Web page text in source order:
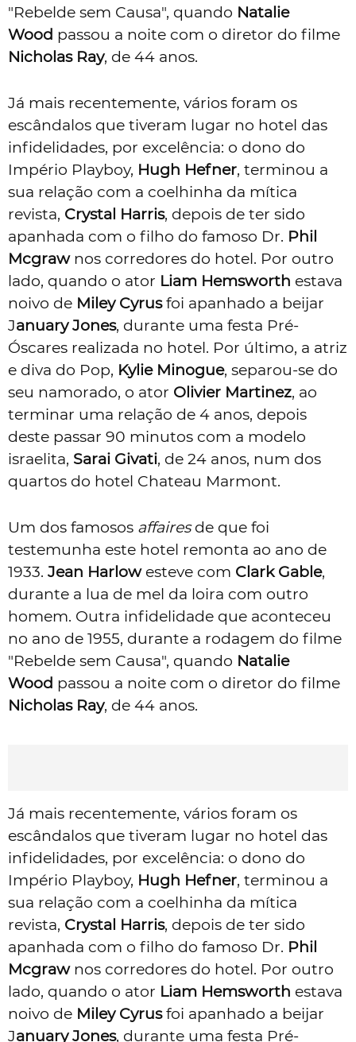
"Rebelde sem Causa", quando Natalie
Wood passou a noite com o diretor do filme
Nicholas Ray, de 44 anos.
Já mais recentemente, vários foram os
escândalos que tiveram lugar no hotel das
infidelidades, por excelência: o dono do
Império Playboy, Hugh Hefner, terminou a
sua relação com a coelhinha da mítica
revista, Crystal Harris, depois de ter sido
apanhada com o filho do famoso Dr. Phil
Mcgrawnos corredores do hotel. Por outro
lado, quando o ator Liam Hemsworth estava
noivo de Miley Cyrusfoi apanhado a beijar
January Jones, durante uma festa Pré-
Óscares realizada no hotel. Por último, a atriz
e diva do Pop, Kylie Minogue, separou-se do
seu namorado, o ator Olivier Martinez, ao
terminar uma relação de 4 anos, depois
deste passar 90 minutos com a modelo
israelita, Sarai Givati, de 24 anos, num dos
quartos do hotel Chateau Marmont.
Um dos famosos affairesde que foi
testemunha este hotel remonta ao ano de
1933. Jean Harlowesteve com Clark Gable,
durante a lua de mel da loira com outro
homem. Outra infidelidade que aconteceu
no ano de 1955, durante a rodagem do filme
"Rebelde sem Causa", quando Natalie
Wood passou a noite com o diretor do filme
Nicholas Ray, de 44 anos.
Já mais recentemente, vários foram os
escândalos que tiveram lugar no hotel das
infidelidades, por excelência: o dono do
Império Playboy, Hugh Hefner, terminou a
sua relação com a coelhinha da mítica
revista, Crystal Harris, depois de ter sido
apanhada com o filho do famoso Dr. Phil
Mcgrawnos corredores do hotel. Por outro
lado, quando o ator Liam Hemsworth estava
noivo de Miley Cyrusfoi apanhado a beijar
January Jones, durante uma festa Pré-